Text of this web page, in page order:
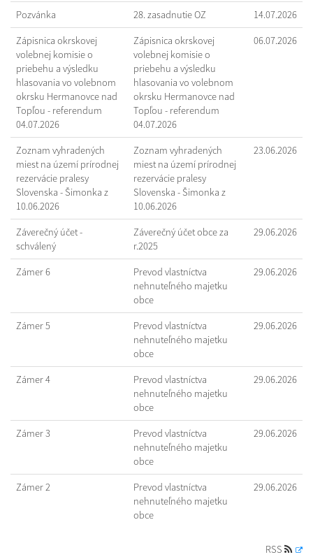
Pozvánka 28. zasadnutie OZ 14.07.2026
Zápisnica okrskovej
volebnej komisie o
priebehu a výsledku
hlasovania vo volebnom
okrsku Hermanovce nad
Topľou - referendum
04.07.2026
Zápisnica okrskovej
volebnej komisie o
priebehu a výsledku
hlasovania vo volebnom
okrsku Hermanovce nad
Topľou - referendum
04.07.2026
06.07.2026
Zoznam vyhradených
miest na území prírodnej
rezervácie pralesy
Slovenska - Šimonka z
10.06.2026
Zoznam vyhradených
miest na území prírodnej
rezervácie pralesy
Slovenska - Šimonka z
10.06.2026
23.06.2026
Záverečný účet -
schválený
Záverečný účet obce za
r.2025
29.06.2026
Zámer 6
Prevod vlastníctva
nehnuteľného majetku
obce
29.06.2026
Zámer 5
Prevod vlastníctva
nehnuteľného majetku
obce
29.06.2026
Zámer 4
Prevod vlastníctva
nehnuteľného majetku
obce
29.06.2026
Zámer 3
Prevod vlastníctva
nehnuteľného majetku
obce
29.06.2026
Zámer 2
Prevod vlastníctva
nehnuteľného majetku
obce
29.06.2026
RSS